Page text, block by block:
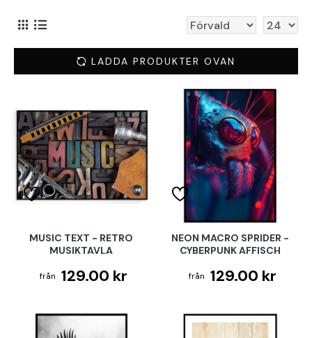
LADDA PRODUKTER OVAN
MUSIC TEXT - RETRO
MUSIKTAVLA
129.00 kr
NEON MACRO SPRIDER -
CYBERPUNK AFFISCH
129.00 kr